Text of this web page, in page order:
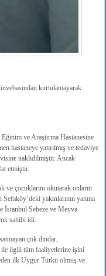
kurtulamayarak
ve Araştırma Hastanesine
hastaneye yatırılmış ve tedaviye
naklıdilmiştir. Ancak
etmiştir.
çocuklarını okutarak onların
yakınlarının yanına
İstanbul Sebeze ve Meyva
sahibi idi.
çok dindar,
ile ilgili tüm faaliyetlerine işini
ilk Uygur Türkü olmuş ve